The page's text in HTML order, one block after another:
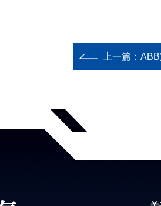
上一篇：